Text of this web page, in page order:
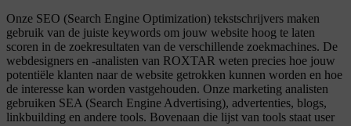
Onze SEO (Search Engine Optimization) tekstschrijvers maken
gebruik van de juiste keywords om jouw website hoog te laten
scoren in de zoekresultaten van de verschillende zoekmachines. De
webdesigners en -analisten van ROXTAR weten precies hoe jouw
potentiële klanten naar de website getrokken kunnen worden en hoe
de interesse kan worden vastgehouden. Onze marketing analisten
gebruiken SEA (Search Engine Advertising), advertenties, blogs,
linkbuilding en andere tools. Bovenaan die lijst van tools staat user